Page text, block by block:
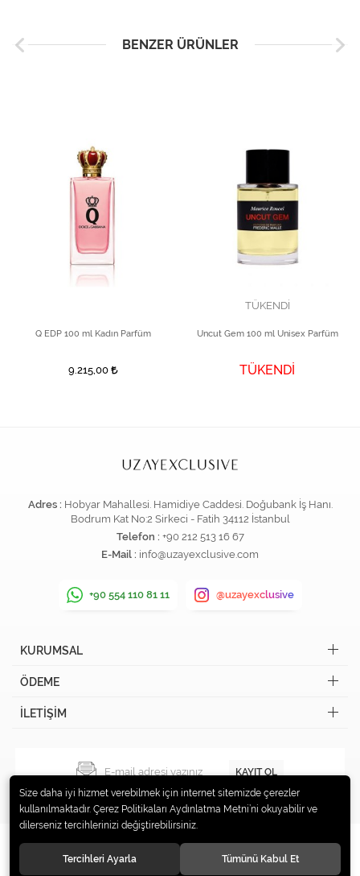
BENZER ÜRÜNLER
Q EDP 100 ml Kadın Parfüm
9.215,00
TÜKENDİ
Uncut Gem 100 ml Unisex Parfüm
TÜKENDİ
Adres : Hobyar Mahallesi. Hamidiye Caddesi. Doğubank İş Hanı.
Bodrum Kat No:2 Sirkeci - Fatih 34112 İstanbul
Telefon : +90 212 513 16 67
E-Mail : info@uzayexclusive.com
+90 554 110 81 11 @uzayexclusive
KURUMSAL
ÖDEME
İLETİŞİM
KAYIT OL
Size daha iyi hizmet verebilmek için internet sitemizde çerezler
kullanılmaktadır. Çerez Politikaları Aydınlatma Metni’ni okuyabilir ve
dilerseniz tercihlerinizi değiştirebilirsiniz.
Tercihleri Ayarla Tümünü Kabul Et